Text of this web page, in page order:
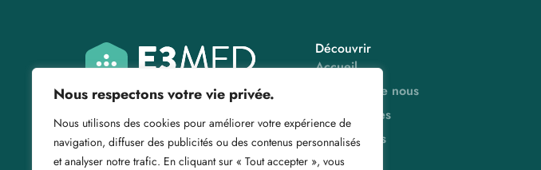
Nous respectons votre vie privée.
Nous utilisons des cookies pour améliorer votre expérience de
navigation, diffuser des publicités ou des contenus personnalisés
et analyser notre trafic. En cliquant sur « Tout accepter », vous
Découvrir
Accueil
A propos de nous
Nos Services
Les gammes
Actualités